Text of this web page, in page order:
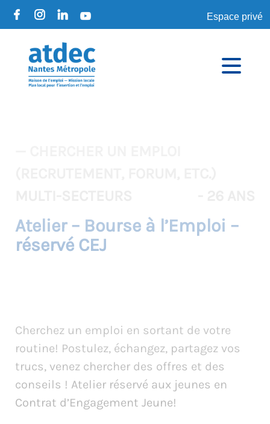
Espace privé
Atelier – Bourse à l’Emploi –
réservé CEJ
Cherchez un emploi en sortant de votre
routine! Postulez, échangez, partagez vos
trucs, venez chercher des offres et des
conseils ! Atelier réservé aux jeunes en
Contrat d’Engagement Jeune!